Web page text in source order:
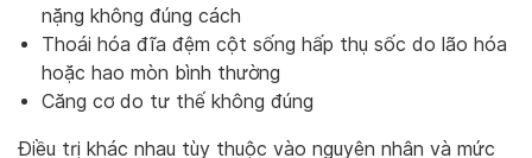
nặng không đúng cách
Thoái hóa đĩa đệm cột sống hấp thụ sốc do lão hóa
hoặc hao mòn bình thường
Căng cơ do tư thế không đúng
Điều trị khác nhau tùy thuộc vào nguyên nhân và mức